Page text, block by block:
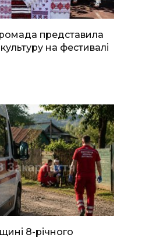
представила
на фестивалі
8-річного